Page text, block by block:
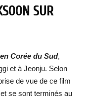
SUR
Corée du Sud,
et à Jeonju. Selon
de vue de ce film
se sont terminés au